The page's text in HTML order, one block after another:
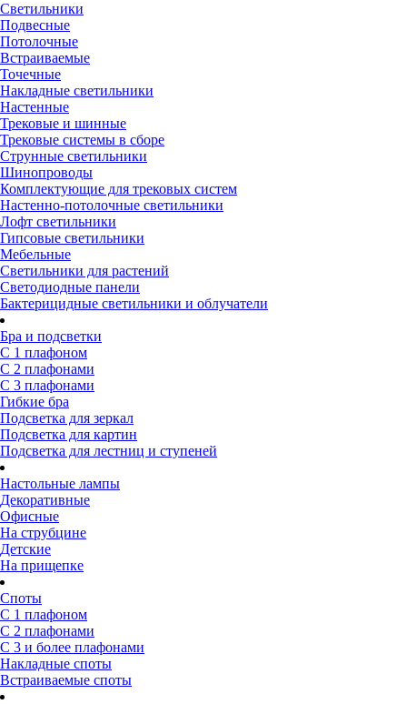
Светильники
Подвесные
Потолочные
Встраиваемые
Точечные
Накладные светильники
Настенные
Трековые и шинные
Трековые системы в сборе
Струнные светильники
Шинопроводы
Комплектующие для трековых систем
Настенно-потолочные светильники
Лофт светильники
Гипсовые светильники
Мебельные
Светильники для растений
Светодиодные панели
Бактерицидные светильники и облучатели
Бра и подсветки
С 1 плафоном
С 2 плафонами
С 3 плафонами
Гибкие бра
Подсветка для зеркал
Подсветка для картин
Подсветка для лестниц и ступеней
Настольные лампы
Декоративные
Офисные
На струбцине
Детские
На прищепке
Споты
С 1 плафоном
С 2 плафонами
С 3 и более плафонами
Накладные споты
Встраиваемые споты